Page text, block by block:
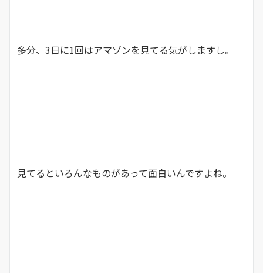
多分、3日に1回はアマゾンを見てる気がしますし。
見てるといろんなものがあって面白いんですよね。